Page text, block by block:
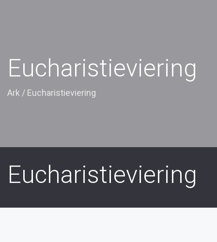
Eucharistieviering
Ark / Eucharistieviering
Eucharistieviering